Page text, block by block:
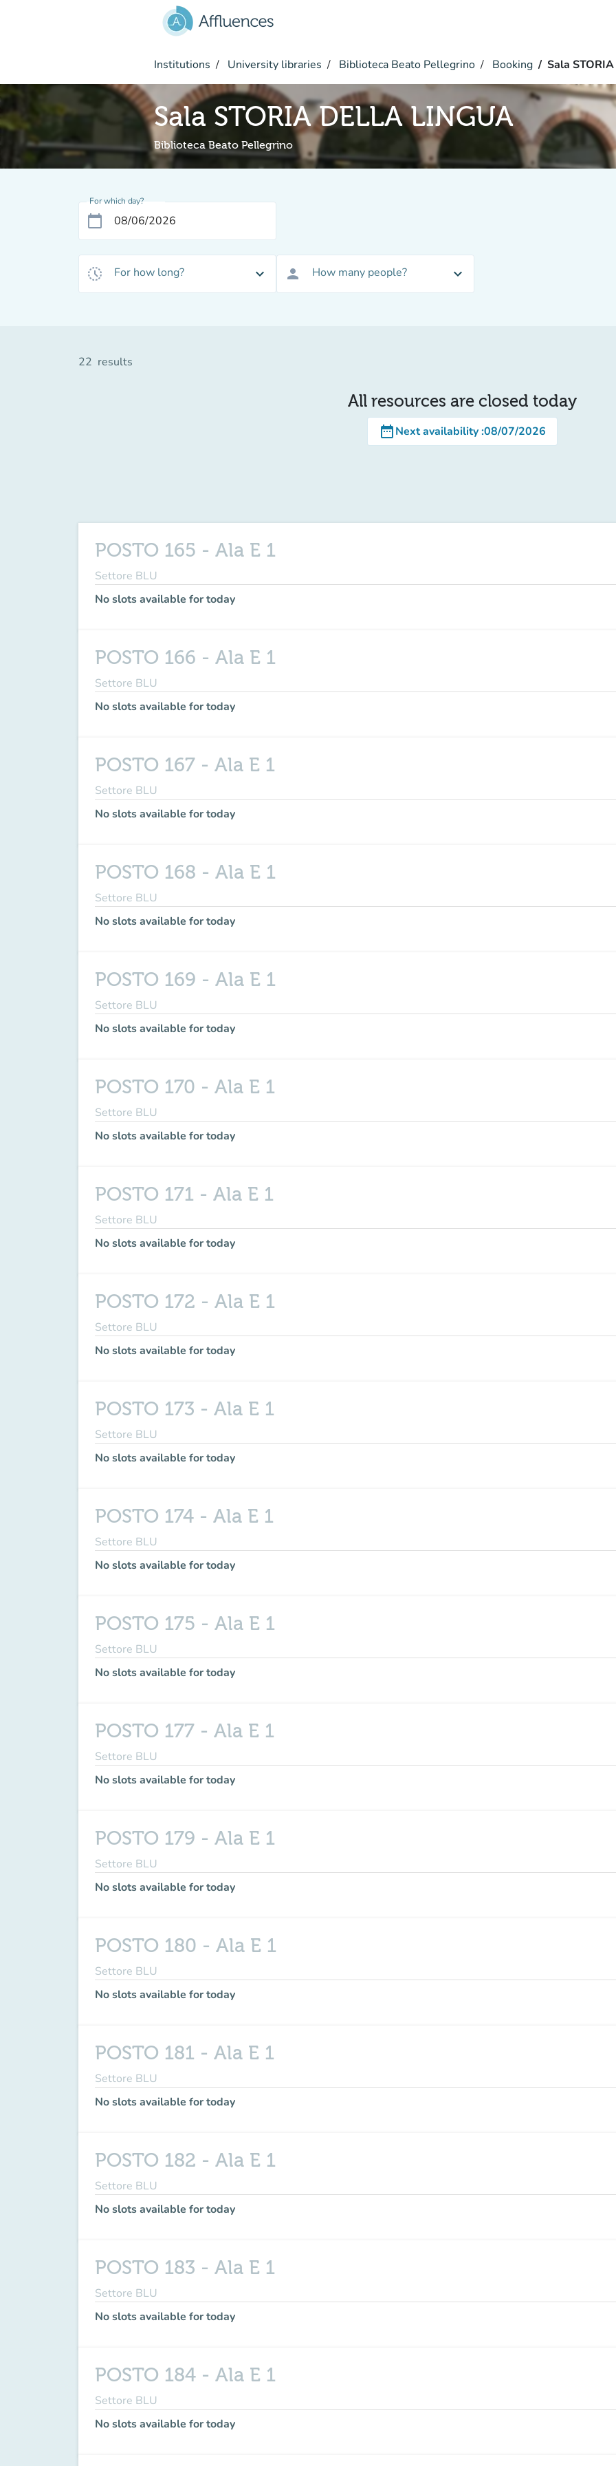
Institutions University libraries Biblioteca Beato Pellegrino Booking Sala
Sala STORIA DELLA LINGUA
Biblioteca Beato Pellegrino
For which day?
calendar_today
history_toggle_off For how long? expand_more person How many people? expand_more
22 results
All resources are closed today
date_rangeNext availability:08/07/2026
POSTO 165 - Ala E 1
Settore BLU
No slots available for today
POSTO 166 - Ala E 1
Settore BLU
No slots available for today
POSTO 167 - Ala E 1
Settore BLU
No slots available for today
POSTO 168 - Ala E 1
Settore BLU
No slots available for today
POSTO 169 - Ala E 1
Settore BLU
No slots available for today
POSTO 170 - Ala E 1
Settore BLU
No slots available for today
POSTO 171 - Ala E 1
Settore BLU
No slots available for today
POSTO 172 - Ala E 1
Settore BLU
No slots available for today
POSTO 173 - Ala E 1
Settore BLU
No slots available for today
POSTO 174 - Ala E 1
Settore BLU
No slots available for today
POSTO 175 - Ala E 1
Settore BLU
No slots available for today
POSTO 177 - Ala E 1
Settore BLU
No slots available for today
POSTO 179 - Ala E 1
Settore BLU
No slots available for today
POSTO 180 - Ala E 1
Settore BLU
No slots available for today
POSTO 181 - Ala E 1
Settore BLU
No slots available for today
POSTO 182 - Ala E 1
Settore BLU
No slots available for today
POSTO 183 - Ala E 1
Settore BLU
No slots available for today
POSTO 184 - Ala E 1
Settore BLU
No slots available for today